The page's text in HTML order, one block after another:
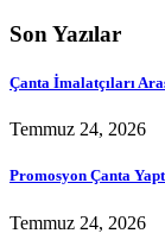
Son Yazılar
Çanta İmalatçıları
Temmuz 24, 2026
Promosyon Çanta
Temmuz 24, 2026